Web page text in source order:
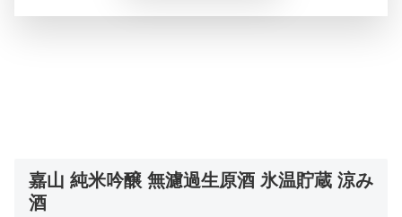
嘉山 純米吟醸 無濾過生原酒 氷温貯蔵 涼み
酒